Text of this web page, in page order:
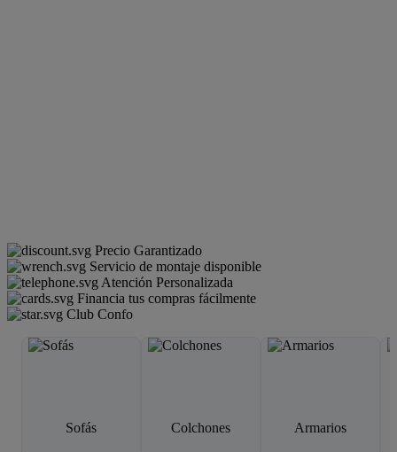
Precio Garantizado
Servicio de montaje disponible
Atención Personalizada
Financia tus compras fácilmente
Club Confo
Sofás Colchones Armarios